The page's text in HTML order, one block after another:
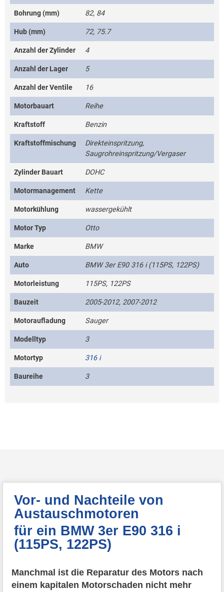
Bohrung (mm) 82, 84
Hub (mm) 72, 75.7
Anzahl der Zylinder 4
Anzahl der Lager 5
Anzahl der Ventile 16
Motorbauart Reihe
Kraftstoff Benzin
Kraftstoffmischung
Direkteinspritzung,
Saugrohreinspritzung/Vergaser
Zylinder Bauart DOHC
Motormanagement Kette
Motorkühlung wassergekühlt
Motor Typ Otto
Marke BMW
Auto BMW 3er E90 316 i (115PS, 122PS)
Motorleistung 115PS, 122PS
Bauzeit 2005-2012, 2007-2012
Motoraufladung Sauger
Modelltyp 3
Motortyp 316 i
Baureihe 3
Vor- und Nachteile von
Austauschmotoren
für ein BMW 3er E90 316 i
(115PS, 122PS)
Manchmal ist die Reparatur des Motors nach
einem kapitalen Motorschaden nicht mehr